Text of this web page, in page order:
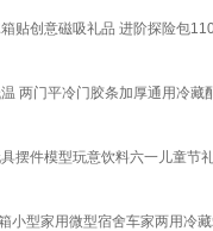
贴创意磁吸礼品 进阶探险包
两门平冷门胶条加厚通用冷
摆件模型玩意饮料六一儿童节
小型家用微型宿舍车家两用冷